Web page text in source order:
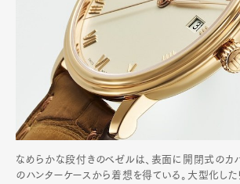
なめらかな段付きのベゼルは、表面に開閉式のカ
のハンターケースから着想を得ている。大型化した